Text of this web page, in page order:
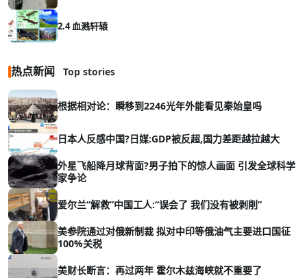
2.4 血溅轩辕
热点新闻 Top stories
根据相对论：瞬移到2246光年外能看见秦始皇吗
日本人反感中国?日媒:GDP被反超,国力差距越拉越大
外星飞船降月球背面?男子拍下的惊人画面 引发全球科学
家争论
爱尔兰“解救”中国工人:“误会了 我们没有被剥削”
美参院通过对俄新制裁 拟对中印等俄油气主要进口国征
100%关税
美财长断言：再过两年 霍尔木兹海峡就不重要了